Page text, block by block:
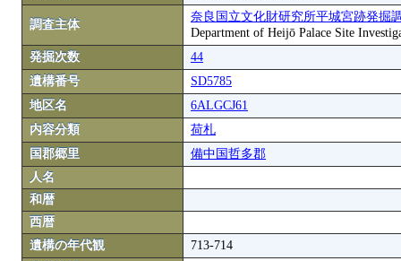
調査主体
奈良国立文化財研究所平城宮跡発掘
Department of Heijō Palace Site
発掘次数
44
遺構番号
SD5785
地区名
6ALGCJ61
内容分類
荷札
国郡郷里
備中国哲多郡
人名
和暦
西暦
遺構の年代観
713-714